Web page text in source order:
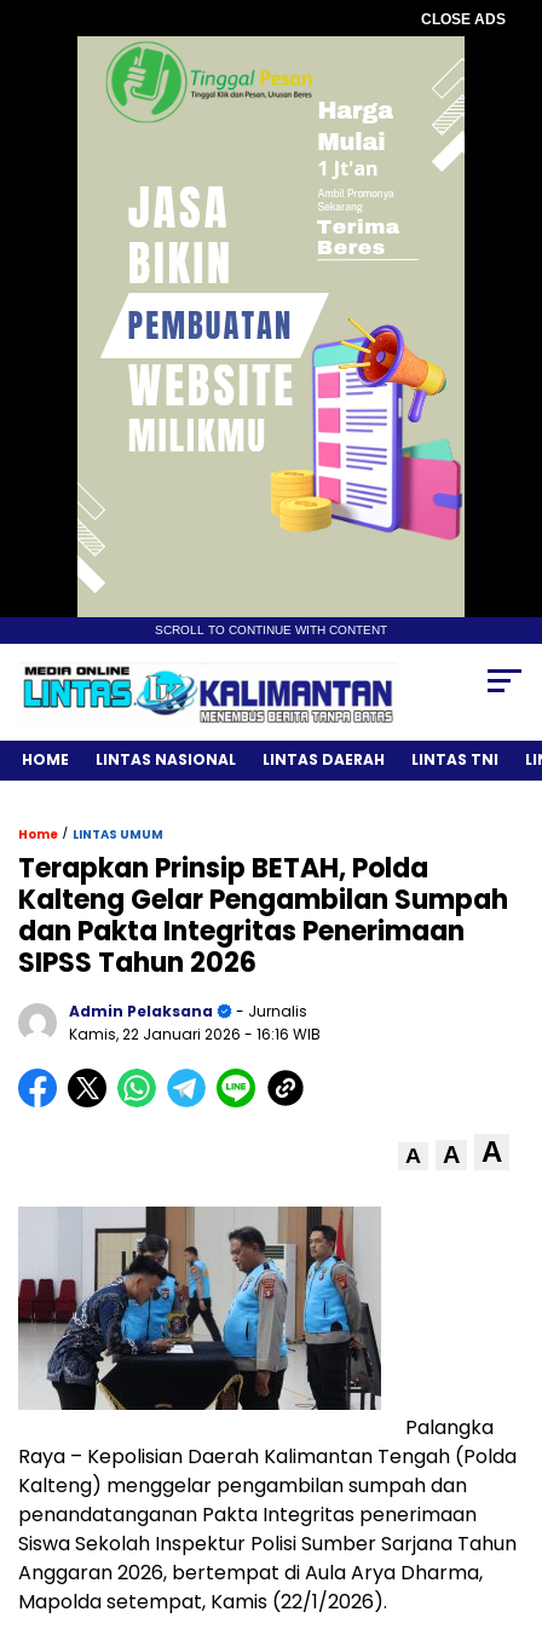
CLOSE ADS
SCROLL TO CONTINUE WITH CONTENT
HOME LINTAS NASIONAL LINTAS DAERAH LINTAS TNI
Home / LINTAS UMUM
Terapkan Prinsip BETAH, Polda
Kalteng Gelar Pengambilan Sumpah
dan Pakta Integritas Penerimaan
SIPSS Tahun 2026
Admin Pelaksana
- Jurnalis
Kamis, 22 Januari 2026 - 16:16 WIB
A A A
Palangka
Raya – Kepolisian Daerah Kalimantan Tengah (Polda
Kalteng) menggelar pengambilan sumpah dan
penandatanganan Pakta Integritas penerimaan
Siswa Sekolah Inspektur Polisi Sumber Sarjana Tahun
Anggaran 2026, bertempat di Aula Arya Dharma,
Mapolda setempat, Kamis (22/1/2026).